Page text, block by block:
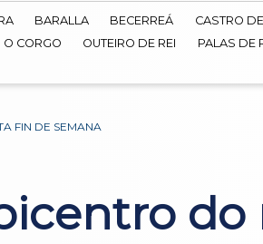
BARALLA BECERREÁ CASTRO
O CORGO OUTEIRO DE REI PALAS DE
FIN DE SEMANA